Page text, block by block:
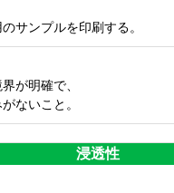
サンプルを印刷する。
が明確で、
ないこと。
浸透性